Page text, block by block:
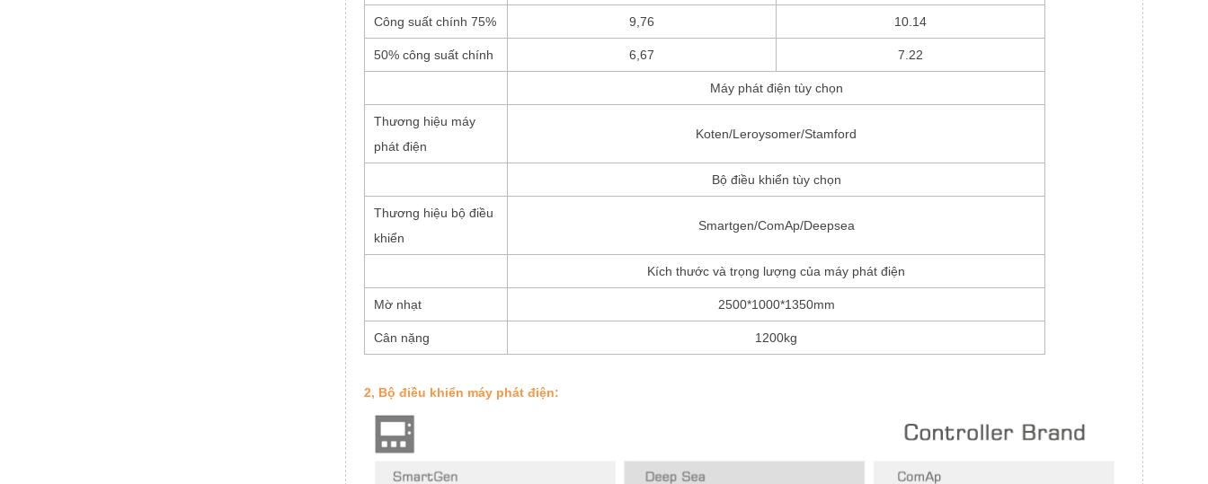
Công suất chính 75% 9,76 10.14
50% công suất chính 6,67 7.22
Máy phát điện tùy chọn
Thương hiệu máy
phát điện
Koten/Leroysomer/Stamford
Bộ điều khiển tùy chọn
Thương hiệu bộ điều
khiển
Smartgen/ComAp/Deepsea
Kích thước và trọng lượng của máy phát điện
Mờ nhạt 2500*1000*1350mm
Cân nặng 1200kg
2, Bộ điều khiển máy phát điện: